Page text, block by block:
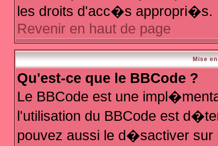
les droits d'acc�s appropri�s.
Revenir en haut de page
Mise
Qu'est-ce que le BBCode ?
Le BBCode est une
l'utilisation du BBCode est
pouvez aussi le d�sactiver sur